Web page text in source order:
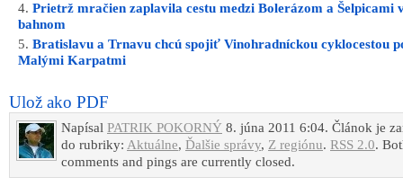
Prietrž mračien zaplavila cestu medzi Bolerázom a Šelpicami
bahnom
Bratislavu a Trnavu chcú spojiť Vinohradníckou cyklocestou
Malými Karpatmi
Ulož ako PDF
Napísal PATRIK POKORNÝ 8. júna 2011 6:04. Článok je
do rubriky: Aktuálne, Ďalšie správy, Z regiónu. RSS 2.0.
comments and pings are currently closed.